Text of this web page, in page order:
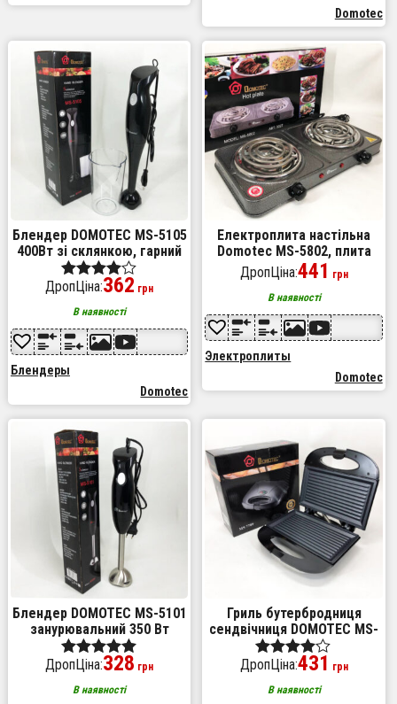
Domotec
Блендер DOMOTEC MS-5105
400Вт зі склянкою, гарний
занурювальний блендер
для дому, електричний
блендер
Оценка
из 5
ДропЦіна:362 грн
В наявності
Блендеры
Domotec
Електроплита настільна
Domotec MS-5802, плита
двокомфоркова
електроплита побутова
електрична
ДропЦіна:441 грн
В наявності
Электроплиты
Domotec
Блендер DOMOTEC MS-5101
занурювальний 350 Вт
нержавіюча сталь, блендер
для молочних коктейлів
блендер подрібнювач
Оценка
из 5
ДропЦіна:328 грн
В наявності
Гриль бутербродниця
сендвічниця DOMOTEC MS-
7709, бутербродниця
побутова, домашній гриль
для шаурми
Оценка
из 5
ДропЦіна:431 грн
В наявності